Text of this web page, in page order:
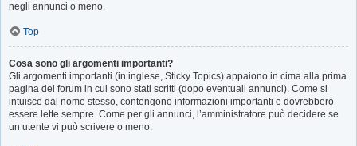
negli annunci o meno.
Top
Cosa sono gli argomenti importanti?
Gli argomenti importanti (in inglese, Sticky Topics) appaiono in cima alla prima
pagina del forum in cui sono stati scritti (dopo eventuali annunci). Come si
intuisce dal nome stesso, contengono informazioni importanti e dovrebbero
essere lette sempre. Come per gli annunci, l’amministratore può decidere se
un utente vi può scrivere o meno.